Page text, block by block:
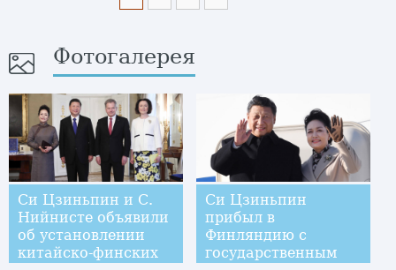
Фотогалерея
Си Цзиньпин и С.
Нийнисте объявили
об установлении
китайско-финских
Си Цзиньпин
прибыл в
Финляндию с
государственным